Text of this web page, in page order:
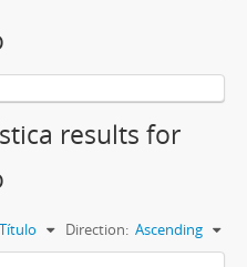
results for
Título Direction: Ascending